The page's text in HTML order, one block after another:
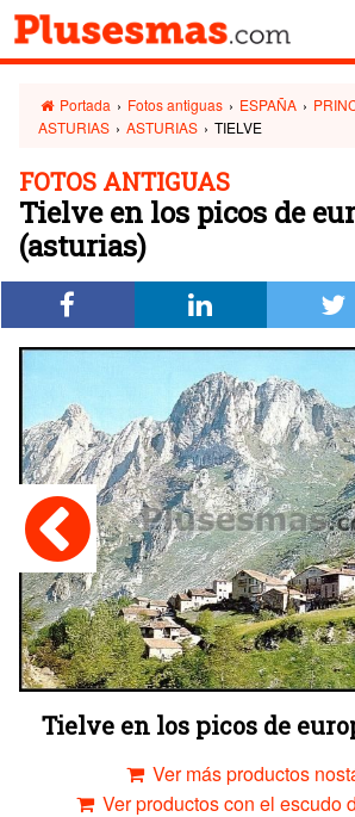
Portada › Fotos antiguas › ESPAÑA ›
ASTURIAS › ASTURIAS › TIELVE
FOTOS ANTIGUAS
Tielve en los picos de
(asturias)
Tielve en los picos de
Ver más productos
Ver productos con el escudo